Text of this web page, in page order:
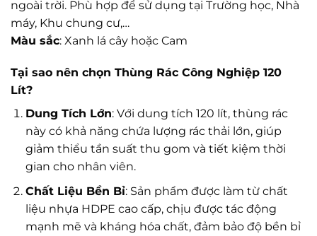
ngoài trời. Phù hợp để sử dụng tại Trường học, Nhà
máy, Khu chung cư,…
Màu sắc: Xanh lá cây hoặc Cam
Tại sao nên chọn Thùng Rác Công Nghiệp 120
Lít?
Dung Tích Lớn: Với dung tích 120 lít, thùng rác
này có khả năng chứa lượng rác thải lớn, giúp
giảm thiểu tần suất thu gom và tiết kiệm thời
gian cho nhân viên.
Chất Liệu Bền Bỉ: Sản phẩm được làm từ chất
liệu nhựa HDPE cao cấp, chịu được tác động
mạnh mẽ và kháng hóa chất, đảm bảo độ bền bỉ